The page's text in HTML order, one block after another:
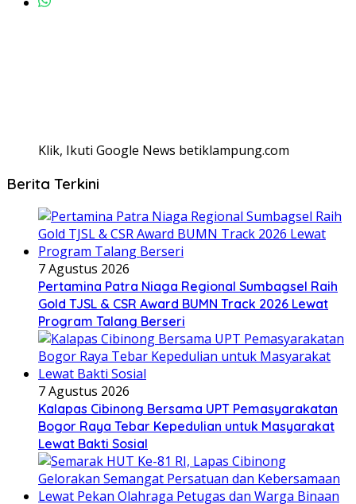
Klik, Ikuti Google News betiklampung.com
Berita Terkini
7 Agustus 2026
Pertamina Patra Niaga Regional Sumbagsel Raih
Gold TJSL & CSR Award BUMN Track 2026 Lewat
Program Talang Berseri
7 Agustus 2026
Kalapas Cibinong Bersama UPT Pemasyarakatan
Bogor Raya Tebar Kepedulian untuk Masyarakat
Lewat Bakti Sosial